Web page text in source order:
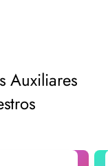
Auxiliares